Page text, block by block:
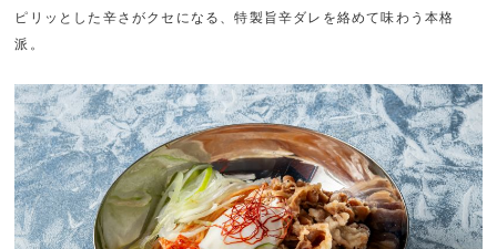
ピリッとした辛さがクセになる、特製旨辛ダレを絡めて味わう本格
派。